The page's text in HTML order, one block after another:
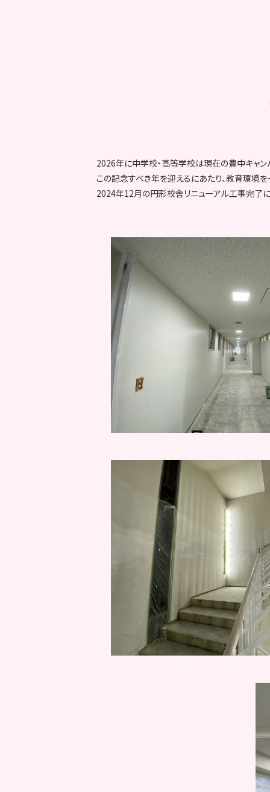
2026年に中学校・高等学校は現在の豊中キャン
この記念すべき年を迎えるにあたり、教育環境
2024年12月の円形校舎リニューアル工事完了に